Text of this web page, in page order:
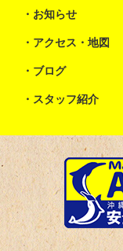
お知らせ
アクセス・地図
ブログ
スタッフ紹介